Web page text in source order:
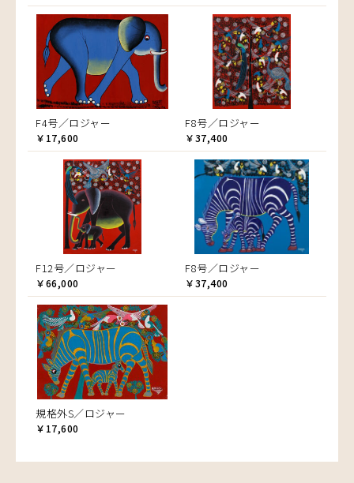
F4号／ロジャー
￥17,600
F8号／ロジャー
￥37,400
F12号／ロジャー
￥66,000
F8号／ロジャー
￥37,400
規格外S／ロジャー
￥17,600